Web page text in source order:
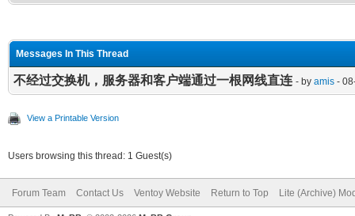
Messages In This Thread
不经过交换机，服务器和客户端通过一根网线直连 - by amis -
View a Printable Version
Users browsing this thread: 1 Guest(s)
Forum Team Contact Us Ventoy Website Return to Top Lite (Archive)